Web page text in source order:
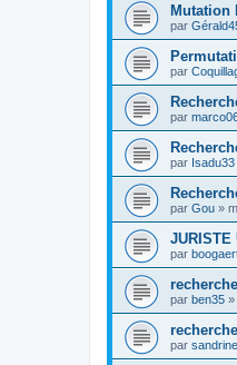
Mutation
par
par
par
par Isadu33
par Gou »
par
par ben35 »
par